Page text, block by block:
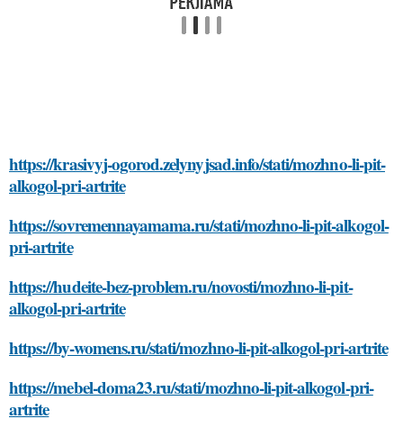
https://krasivyj-ogorod.zelynyjsad.info/stati/mozhno-li-pit-
alkogol-pri-artrite
https://sovremennayamama.ru/stati/mozhno-li-pit-alkogol-
pri-artrite
https://hudeite-bez-problem.ru/novosti/mozhno-li-pit-
alkogol-pri-artrite
https://by-womens.ru/stati/mozhno-li-pit-alkogol-pri-artrite
https://mebel-doma23.ru/stati/mozhno-li-pit-alkogol-pri-
artrite